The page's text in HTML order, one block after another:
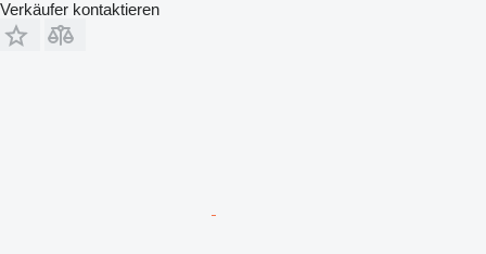
Verkäufer kontaktieren